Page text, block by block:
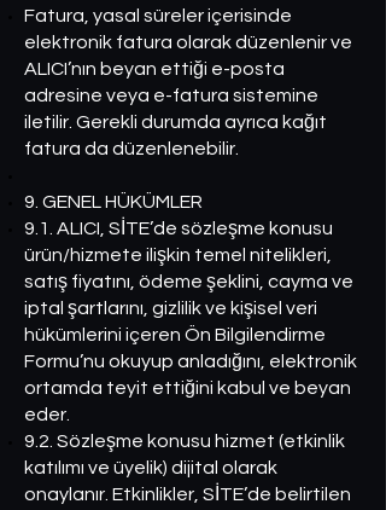
Fatura, yasal süreler içerisinde
elektronik fatura olarak düzenlenir ve
ALICI’nın beyan ettiği e-posta
adresine veya e-fatura sistemine
iletilir. Gerekli durumda ayrıca kağıt
fatura da düzenlenebilir.
9. GENEL HÜKÜMLER
9.1. ALICI, SİTE’de sözleşme konusu
ürün/hizmete ilişkin temel nitelikleri,
satış fiyatını, ödeme şeklini, cayma ve
iptal şartlarını, gizlilik ve kişisel veri
hükümlerini içeren Ön Bilgilendirme
Formu’nu okuyup anladığını, elektronik
ortamda teyit ettiğini kabul ve beyan
eder.
9.2. Sözleşme konusu hizmet (etkinlik
katılımı ve üyelik) dijital olarak
onaylanır. Etkinlikler, SİTE’de belirtilen